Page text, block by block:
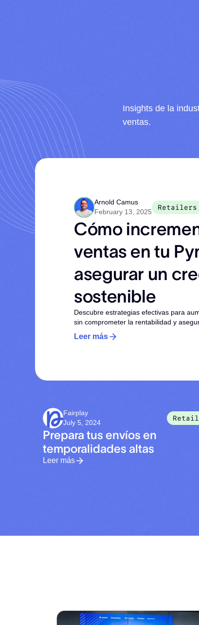
Insights de la
ventas.
Arnold Camus
February 13, 2025
Retailers
Cómo
ventas en tu
asegurar un
sostenible
Descubre estrategias efectivas para
sin comprometer la rentabilidad y
Leer más
Fairplay
July 5, 2024
Prepara tus envíos en
temporalidades altas
Leer más